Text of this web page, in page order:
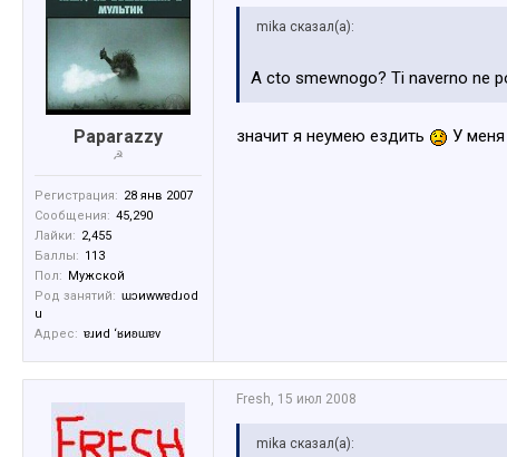
Paparazzy
☭
Регистрация: 28 янв 2007
Сообщения: 45,290
Лайки: 2,455
Баллы: 113
Пол:
Мужской
Род занятий: ɯɔиwwɐdɹоd
u
Адрес: ɐɹиd ‘ʁиʚɯɐv
mika сказал(а):
A cto smewnogo? Ti naverno ne
значит я неумею ездить У
Fresh, 15 июл 2008
mika сказал(а):